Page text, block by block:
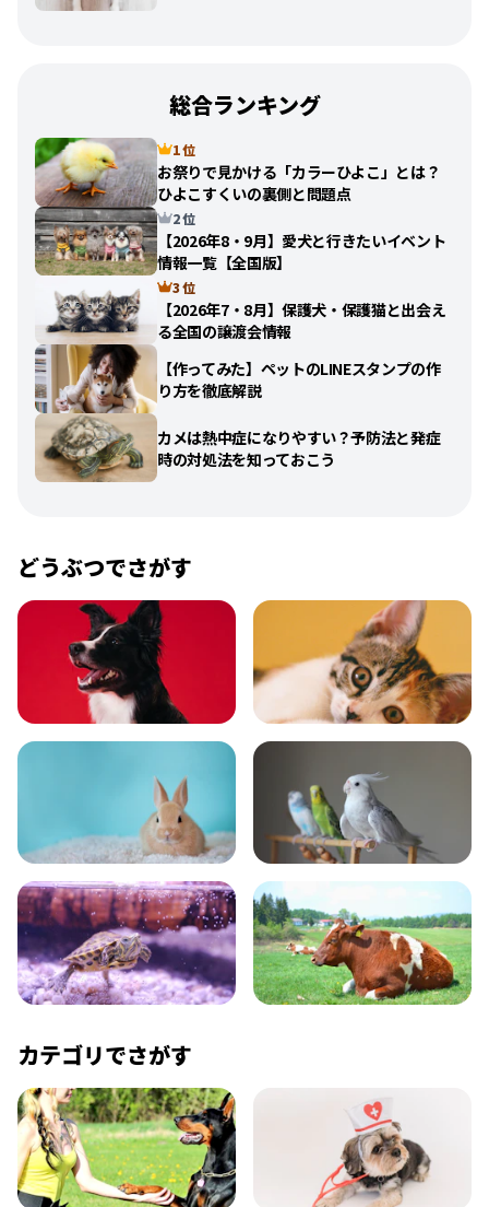
総合ランキング
1 位
お祭りで見かける「カラーひよこ」とは？
ひよこすくいの裏側と問題点
2 位
【2026年8・9月】愛犬と行きたいイベント
情報一覧【全国版】
3 位
【2026年7・8月】保護犬・保護猫と出会え
る全国の譲渡会情報
【作ってみた】ペットのLINEスタンプの作
り方を徹底解説
カメは熱中症になりやすい？予防法と発症
時の対処法を知っておこう
どうぶつでさがす
いぬ ねこ
小動物 とり・さかな
カテゴリでさがす